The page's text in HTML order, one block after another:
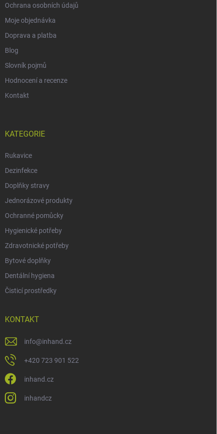
Ochrana osobních údajů
Moje objednávka
Doprava a platba
Blog
Slovník pojmů
Hodnocení a recenze
Kontakt
KATEGORIE
Rukavice
Dezinfekce
Doplňky stravy
Jednorázové produkty
Ochranné pomůcky
Hygienické potřeby
Zdravotnické potřeby
Bytové doplňky
Dentální hygiena
Čisticí prostředky
KONTAKT
info@inhand.cz
+420 723 901 522
inhand.cz
inhandcz